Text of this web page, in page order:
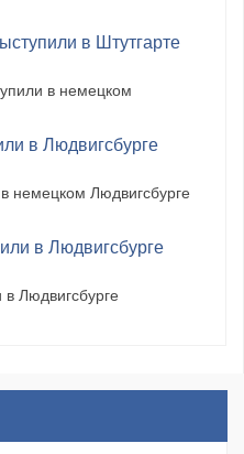
в Штутгарте
в немецком
в Людвигсбурге
немецком Людвигсбурге
в Людвигсбурге
Людвигсбурге